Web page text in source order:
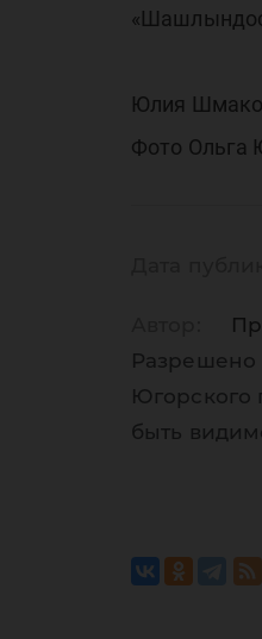
Юлия
Фото Ольга
Разрешено
Югорского
быть